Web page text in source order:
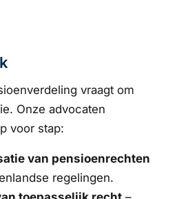
vraagt om
Onze advocaten
voor stap:
van pensioenrechten
regelingen.